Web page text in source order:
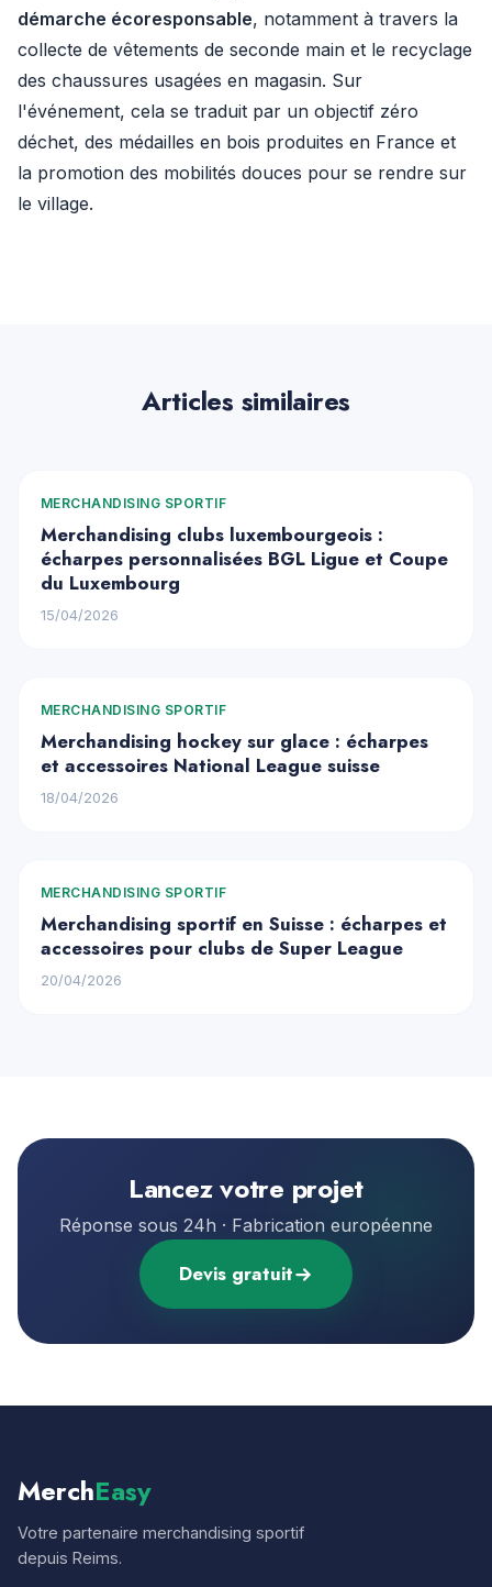
démarche écoresponsable, notamment à travers la
collecte de vêtements de seconde main et le recyclage
des chaussures usagées en magasin. Sur
l'événement, cela se traduit par un objectif zéro
déchet, des médailles en bois produites en France et
la promotion des mobilités douces pour se rendre sur
le village.
Articles similaires
MERCHANDISING SPORTIF
Merchandising clubs luxembourgeois :
écharpes personnalisées BGL Ligue et Coupe
du Luxembourg
15/04/2026
MERCHANDISING SPORTIF
Merchandising hockey sur glace : écharpes
et accessoires National League suisse
18/04/2026
MERCHANDISING SPORTIF
Merchandising sportif en Suisse : écharpes et
accessoires pour clubs de Super League
20/04/2026
Lancez votre projet
Réponse sous 24h · Fabrication européenne
Devis gratuit
MerchEasy
Votre partenaire merchandising sportif
depuis Reims.